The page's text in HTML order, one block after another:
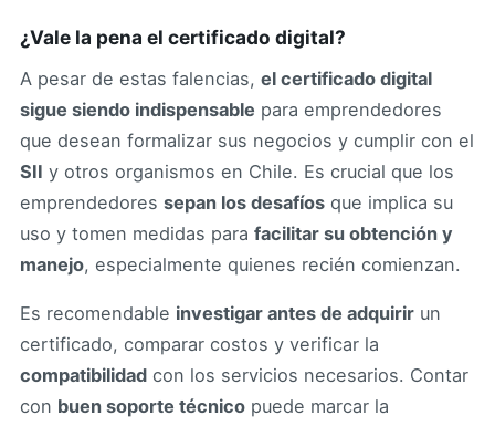
¿Vale la pena el certificado digital?
A pesar de estas falencias, el certificado digital
sigue siendo indispensable para emprendedores
que desean formalizar sus negocios y cumplir con el
SII y otros organismos en Chile. Es crucial que los
emprendedores sepan los desafíos que implica su
uso y tomen medidas para facilitar su obtención y
manejo, especialmente quienes recién comienzan.
Es recomendable investigar antes de adquirir un
certificado, comparar costos y verificar la
compatibilidad con los servicios necesarios. Contar
con buen soporte técnico puede marcar la